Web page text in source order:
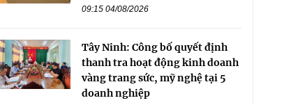
09:15 04/08/2026
Tây Ninh: Công bố quyết định
thanh tra hoạt động kinh doanh
vàng trang sức, mỹ nghệ tại 5
doanh nghiệp